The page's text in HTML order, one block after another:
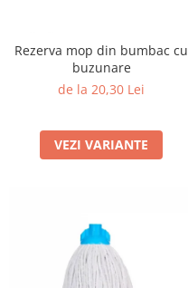
Rezerva mop din bumbac cu
buzunare
de la 20,30 Lei
VEZI VARIANTE